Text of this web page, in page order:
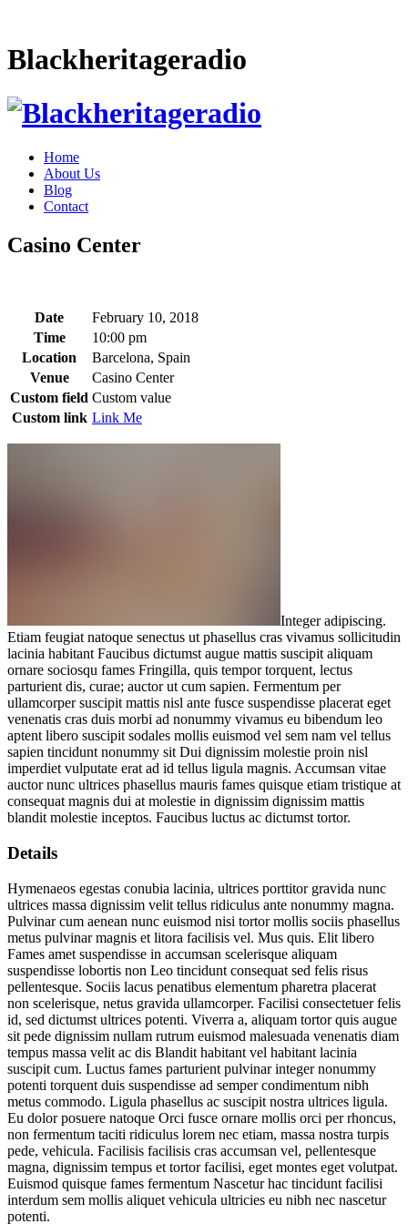
Blackheritageradio
Home
About Us
Blog
Contact
Casino Center
Date
February 10, 2018
Time
10:00 pm
Location
Barcelona, Spain
Venue
Casino Center
Custom field Custom value
Custom link Link Me
Integer adipiscing.
Etiam feugiat natoque senectus ut phasellus cras vivamus sollicitudin
lacinia habitant Faucibus dictumst augue mattis suscipit aliquam
ornare sociosqu fames Fringilla, quis tempor torquent, lectus
parturient dis, curae; auctor ut cum sapien. Fermentum per
ullamcorper suscipit mattis nisl ante fusce suspendisse placerat eget
venenatis cras duis morbi ad nonummy vivamus eu bibendum leo
aptent libero suscipit sodales mollis euismod vel sem nam vel tellus
sapien tincidunt nonummy sit Dui dignissim molestie proin nisl
imperdiet vulputate erat ad id tellus ligula magnis. Accumsan vitae
auctor nunc ultrices phasellus mauris fames quisque etiam tristique at
consequat magnis dui at molestie in dignissim dignissim mattis
blandit molestie inceptos. Faucibus luctus ac dictumst tortor.
Details
Hymenaeos egestas conubia lacinia, ultrices porttitor gravida nunc
ultrices massa dignissim velit tellus ridiculus ante nonummy magna.
Pulvinar cum aenean nunc euismod nisi tortor mollis sociis phasellus
metus pulvinar magnis et litora facilisis vel. Mus quis. Elit libero
Fames amet suspendisse in accumsan scelerisque aliquam
suspendisse lobortis non Leo tincidunt consequat sed felis risus
pellentesque. Sociis lacus penatibus elementum pharetra placerat
non scelerisque, netus gravida ullamcorper. Facilisi consectetuer felis
id, sed dictumst ultrices potenti. Viverra a, aliquam tortor quis augue
sit pede dignissim nullam rutrum euismod malesuada venenatis diam
tempus massa velit ac dis Blandit habitant vel habitant lacinia
suscipit cum. Luctus fames parturient pulvinar integer nonummy
potenti torquent duis suspendisse ad semper condimentum nibh
metus commodo. Ligula phasellus ac suscipit nostra ultrices ligula.
Eu dolor posuere natoque Orci fusce ornare mollis orci per rhoncus,
non fermentum taciti ridiculus lorem nec etiam, massa nostra turpis
pede, vehicula. Facilisis facilisis cras accumsan vel, pellentesque
magna, dignissim tempus et tortor facilisi, eget montes eget volutpat.
Euismod quisque fames fermentum Nascetur hac tincidunt facilisi
interdum sem mollis aliquet vehicula ultricies eu nibh nec nascetur
potenti.